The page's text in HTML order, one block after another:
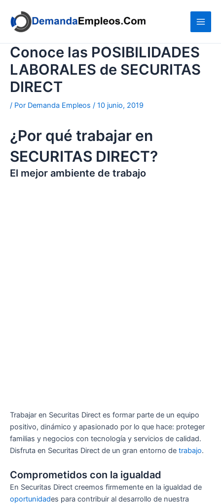
contenido
Conoce las POSIBILIDADES
LABORALES de SECURITAS
DIRECT
/ Por Demanda Empleos / 10 junio, 2019
¿Por qué trabajar en
SECURITAS DIRECT?
El mejor ambiente de trabajo
Trabajar en Securitas Direct es formar parte de un equipo
positivo, dinámico y apasionado por lo que hace: proteger
familias y negocios con tecnología y servicios de calidad.
Disfruta en Securitas Direct de un gran entorno de trabajo.
Comprometidos con la igualdad
En Securitas Direct creemos firmemente en la igualdad de
oportunidades para contribuir al desarrollo de nuestra